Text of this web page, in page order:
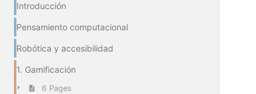
Introducción
Pensamiento computacional
Robótica y accesibilidad
1. Gamificación
6 Pages